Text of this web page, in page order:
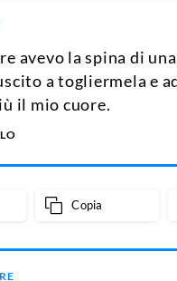
avevo la spina di
a togliermela e
il mio cuore.
Copia